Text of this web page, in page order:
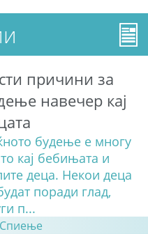
причини за
навечер кај
будење е многу
кај бебињата и
деца. Некои деца
поради глад,
п...
Спиење